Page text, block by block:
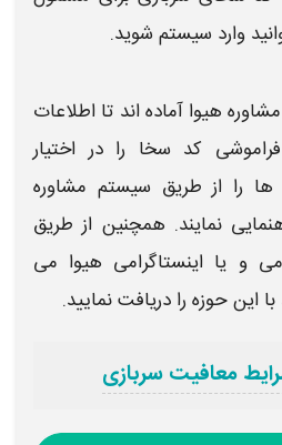
وارد سیستم شوید.
هیواآماده اند تا اطلاعات
فراموشی کد سخا را در اختیار
ها را از طریق سیستم مشاوره
نمایند. همچنین از طریق
و یا اینستاگرامی هیوا می
این حوزه را دریافت نمایید.
معافیت سربازی